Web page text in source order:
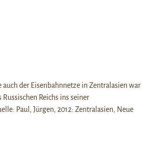
auch der Eisenbahnnetze in Zentralasien war
Reichs ins seiner
Paul, Jürgen, 2012: Zentralasien, Neue